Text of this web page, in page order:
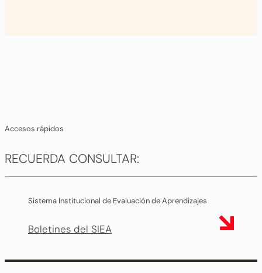
Accesos rápidos
RECUERDA CONSULTAR:
Sistema Institucional de Evaluación de Aprendizajes
Boletines del SIEA